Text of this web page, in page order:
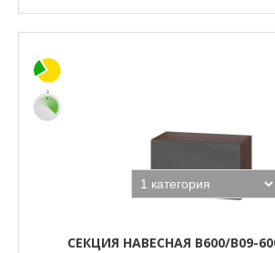
СЕКЦИЯ НАВЕСНАЯ В600/В09-